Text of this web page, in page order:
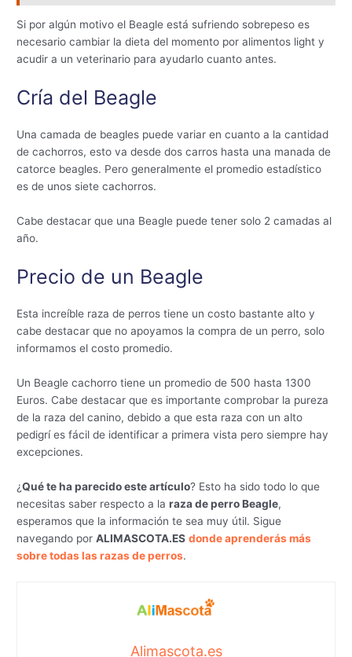
Si por algún motivo el Beagle está sufriendo sobrepeso es
necesario cambiar la dieta del momento por alimentos light y
acudir a un veterinario para ayudarlo cuanto antes.
Cría del Beagle
Una camada de beagles puede variar en cuanto a la cantidad
de cachorros, esto va desde dos carros hasta una manada de
catorce beagles. Pero generalmente el promedio estadístico
es de unos siete cachorros.
Cabe destacar que una Beagle puede tener solo 2 camadas al
año.
Precio de un Beagle
Esta increíble raza de perros tiene un costo bastante alto y
cabe destacar que no apoyamos la compra de un perro, solo
informamos el costo promedio.
Un Beagle cachorro tiene un promedio de 500 hasta 1300
Euros. Cabe destacar que es importante comprobar la pureza
de la raza del canino, debido a que esta raza con un alto
pedigrí es fácil de identificar a primera vista pero siempre hay
excepciones.
¿Qué te ha parecido este artículo? Esto ha sido todo lo que
necesitas saber respecto a laraza de perro Beagle,
esperamos que la información te sea muy útil. Sigue
navegando porALIMASCOTA.ES donde aprenderás más
sobre todas las razas de perros.
Alimascota.es